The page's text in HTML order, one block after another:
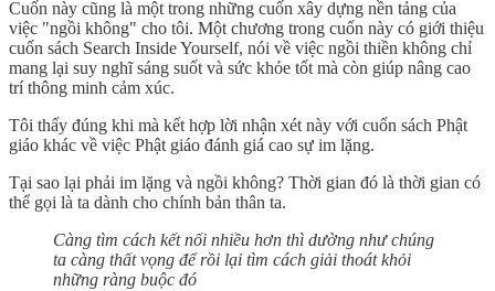
Cuốn này cũng là một trong những cuốn xây dựng nền tảng của
việc "ngồi không" cho tôi. Một chương trong cuốn này có giới thiệu
cuốn sách Search Inside Yourself, nói về việc ngồi thiền không chỉ
mang lại suy nghĩ sáng suốt và sức khỏe tốt mà còn giúp nâng cao
trí thông minh cảm xúc.
Tôi thấy đúng khi mà kết hợp lời nhận xét này với cuốn sách Phật
giáo khác về việc Phật giáo đánh giá cao sự im lặng.
Tại sao lại phải im lặng và ngồi không? Thời gian đó là thời gian có
thể gọi là ta dành cho chính bản thân ta.
Càng tìm cách kết nối nhiều hơn thì dường như chúng
ta càng thất vọng để rồi lại tìm cách giải thoát khỏi
những ràng buộc đó